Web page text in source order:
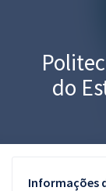
Graduação
do
Informações